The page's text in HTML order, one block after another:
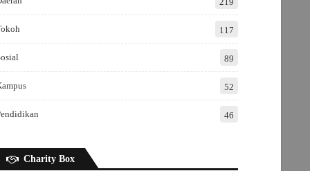
117
89
52
46
Charity Box